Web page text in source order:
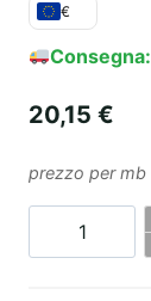
€
Consegna:
20,15 €
prezzo per mb
Quantità